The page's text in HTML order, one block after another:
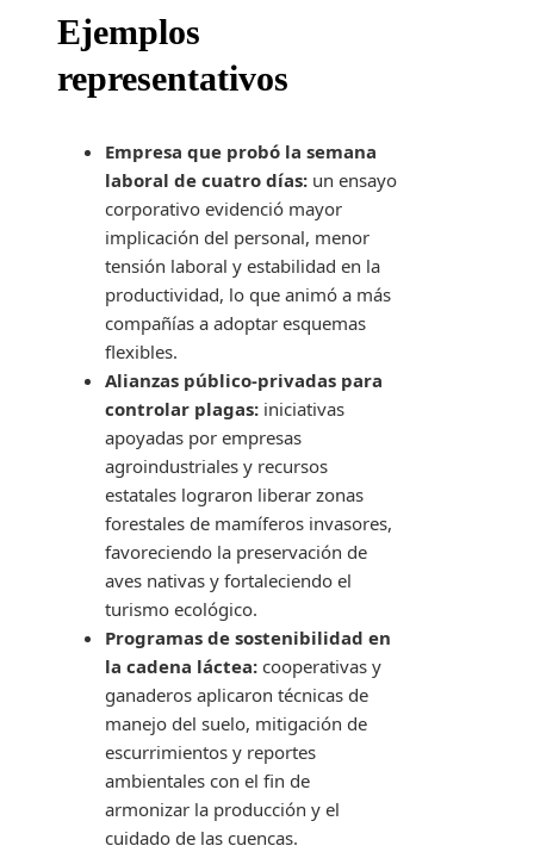
Ejemplos
representativos
Empresa que probó la semana
laboral de cuatro días: un ensayo
corporativo evidenció mayor
implicación del personal, menor
tensión laboral y estabilidad en la
productividad, lo que animó a más
compañías a adoptar esquemas
flexibles.
Alianzas público-privadas para
controlar plagas: iniciativas
apoyadas por empresas
agroindustriales y recursos
estatales lograron liberar zonas
forestales de mamíferos invasores,
favoreciendo la preservación de
aves nativas y fortaleciendo el
turismo ecológico.
Programas de sostenibilidad en
la cadena láctea: cooperativas y
ganaderos aplicaron técnicas de
manejo del suelo, mitigación de
escurrimientos y reportes
ambientales con el fin de
armonizar la producción y el
cuidado de las cuencas.